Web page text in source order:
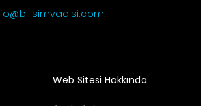
Web Sitesi Hakkında